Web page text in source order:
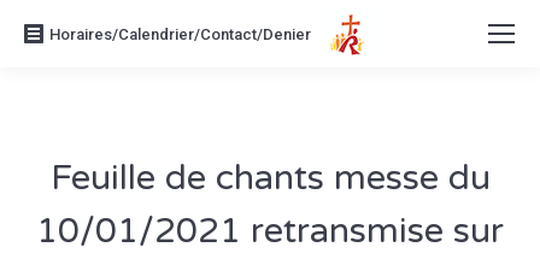
Horaires/Calendrier/Contact/Denier
Feuille de chants messe du
10/01/2021 retransmise sur